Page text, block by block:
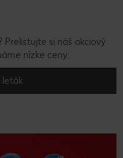
Prelistujte si náš akciový
nízke ceny.
leták